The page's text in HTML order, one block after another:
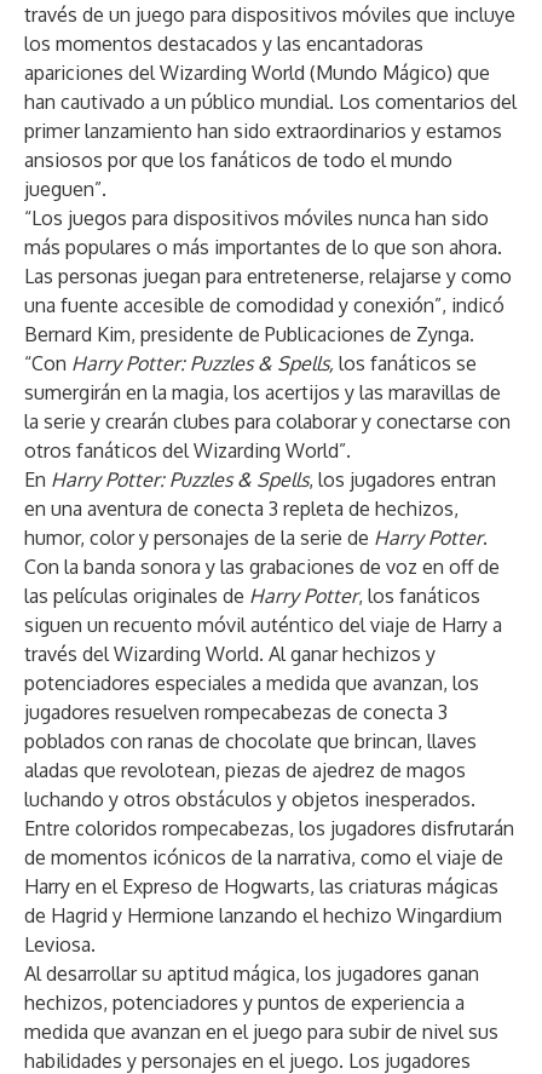
través de un juego para dispositivos móviles que incluye
los momentos destacados y las encantadoras
apariciones del Wizarding World (Mundo Mágico) que
han cautivado a un público mundial. Los comentarios del
primer lanzamiento han sido extraordinarios y estamos
ansiosos por que los fanáticos de todo el mundo
jueguen”.
“Los juegos para dispositivos móviles nunca han sido
más populares o más importantes de lo que son ahora.
Las personas juegan para entretenerse, relajarse y como
una fuente accesible de comodidad y conexión”, indicó
Bernard Kim, presidente de Publicaciones de Zynga.
“Con Harry Potter: Puzzles & Spells, los fanáticos se
sumergirán en la magia, los acertijos y las maravillas de
la serie y crearán clubes para colaborar y conectarse con
otros fanáticos del Wizarding World”.
En Harry Potter: Puzzles & Spells, los jugadores entran
en una aventura de conecta 3 repleta de hechizos,
humor, color y personajes de la serie de Harry Potter.
Con la banda sonora y las grabaciones de voz en off de
las películas originales de Harry Potter, los fanáticos
siguen un recuento móvil auténtico del viaje de Harry a
través del Wizarding World. Al ganar hechizos y
potenciadores especiales a medida que avanzan, los
jugadores resuelven rompecabezas de conecta 3
poblados con ranas de chocolate que brincan, llaves
aladas que revolotean, piezas de ajedrez de magos
luchando y otros obstáculos y objetos inesperados.
Entre coloridos rompecabezas, los jugadores disfrutarán
de momentos icónicos de la narrativa, como el viaje de
Harry en el Expreso de Hogwarts, las criaturas mágicas
de Hagrid y Hermione lanzando el hechizo Wingardium
Leviosa.
Al desarrollar su aptitud mágica, los jugadores ganan
hechizos, potenciadores y puntos de experiencia a
medida que avanzan en el juego para subir de nivel sus
habilidades y personajes en el juego. Los jugadores